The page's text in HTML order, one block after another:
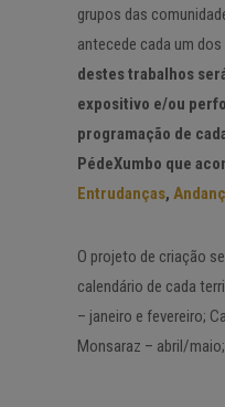
grupos das
antecede cada um
destes trabalhos
expositivo e/ou
programação de
PédeXumbo que
Entrudanças,
O projeto de criação
calendário de cada
– janeiro e fevereiro;
Monsaraz – abril/